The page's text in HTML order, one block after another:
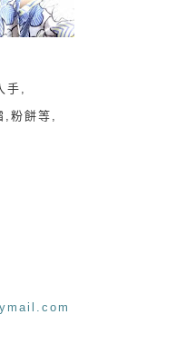
手,
,粉餅等,